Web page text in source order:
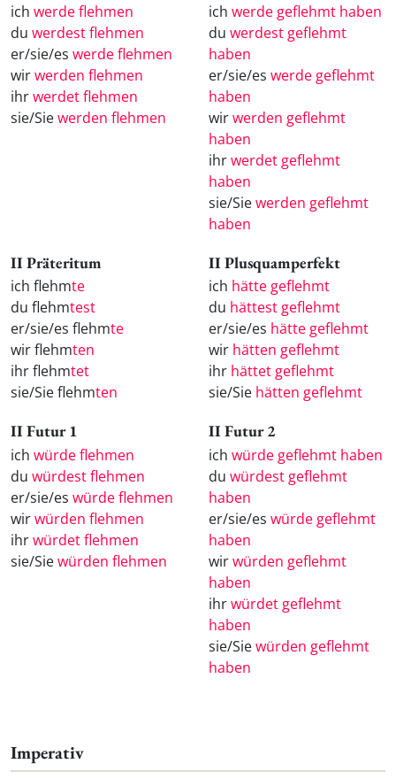
ich werde flehmen
du werdest flehmen
er/sie/es werde flehmen
wirwerden flehmen
ihrwerdet flehmen
sie/Siewerden flehmen
ich werde geflehmt haben
du werdest geflehmt
haben
er/sie/es werde geflehmt
haben
wirwerden geflehmt
haben
ihrwerdet geflehmt
haben
sie/Siewerden geflehmt
haben
II Präteritum
ich flehmte
du flehmtest
er/sie/es flehmte
wir flehmten
ihr flehmtet
sie/Sie flehmten
II Plusquamperfekt
ich hätte geflehmt
du hättest geflehmt
er/sie/es hätte geflehmt
wir hätten geflehmt
ihr hättet geflehmt
sie/Sie hätten geflehmt
II Futur 1
ich würde flehmen
du würdest flehmen
er/sie/es würde flehmen
wirwürden flehmen
ihrwürdet flehmen
sie/Siewürden flehmen
II Futur 2
ich würde geflehmt haben
du würdest geflehmt
haben
er/sie/es würde geflehmt
haben
wirwürden geflehmt
haben
ihrwürdet geflehmt
haben
sie/Siewürden geflehmt
haben
Imperativ